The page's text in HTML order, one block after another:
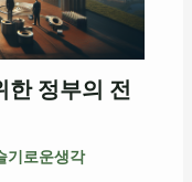
한 정부의 전
기로운생각